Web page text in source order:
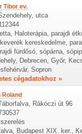
Tibor ev.
utca
Haloterápia, parajdi
kereskedelme,
fürdősó, sópárna,
Debrecen, Győr,
Sopron
cégadatokhoz »
Roland
Rákóczi út 96
Budapest XIX. ker.,